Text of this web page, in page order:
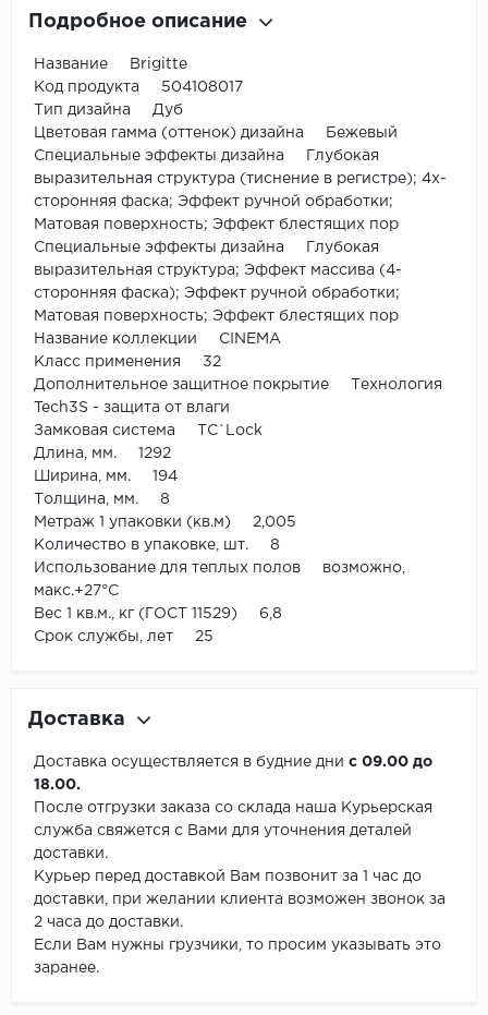
Подробное описание
Название Brigitte
Код продукта 504108017
Тип дизайна Дуб
Цветовая гамма (оттенок) дизайна Бежевый
Специальные эффекты дизайна Глубокая
выразительная структура (тиснение в регистре); 4х-
сторонняя фаска; Эффект ручной обработки;
Матовая поверхность; Эффект блестящих пор
Специальные эффекты дизайна Глубокая
выразительная структура; Эффект массива (4-
сторонняя фаска); Эффект ручной обработки;
Матовая поверхность; Эффект блестящих пор
Название коллекции CINEMA
Класс применения 32
Дополнительное защитное покрытие Технология
Tech3S - защита от влаги
Замковая система TС`Lock
Длина, мм. 1292
Ширина, мм. 194
Толщина, мм. 8
Метраж 1 упаковки (кв.м) 2,005
Количество в упаковке, шт. 8
Использование для теплых полов возможно,
макс.+27°С
Вес 1 кв.м., кг (ГОСТ 11529) 6,8
Срок службы, лет 25
Доставка
Доставка осуществляется в будние дни с 09.00 до
18.00.
После отгрузки заказа со склада наша Курьерская
служба свяжется с Вами для уточнения деталей
доставки.
Курьер перед доставкой Вам позвонит за 1 час до
доставки, при желании клиента возможен звонок за
2 часа до доставки.
Если Вам нужны грузчики, то просим указывать это
заранее.